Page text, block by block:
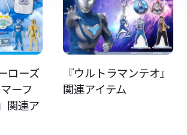
ローズ
ーフ
関連ア
『ウルトラマンテオ』
関連アイテム